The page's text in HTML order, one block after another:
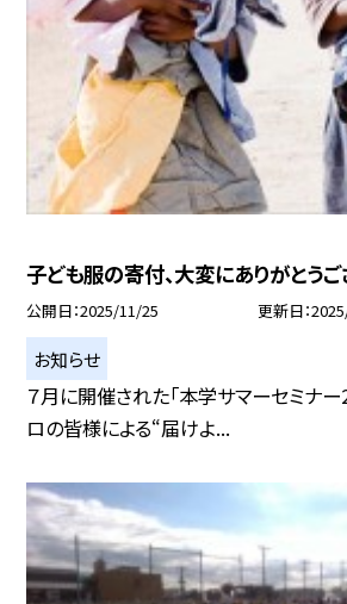
子ども服の寄付、大変にありがとう
公開日 2025/11/25 更新日
お知らせ
７月に開催された「本学サマーセミナー
ロの皆様による“届けよ...